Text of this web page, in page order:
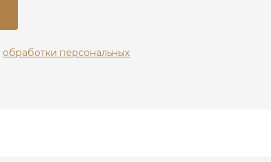
обработки персональных